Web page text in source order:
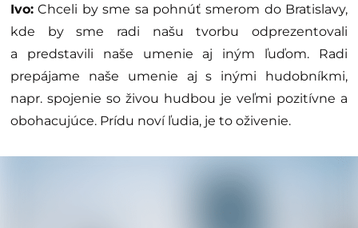
Ivo: Chceli by sme sa pohnúť smerom do Bratislavy,
kde by sme radi našu tvorbu odprezentovali
a predstavili naše umenie aj iným ľuďom. Radi
prepájame naše umenie aj s inými hudobníkmi,
napr. spojenie so živou hudbou je veľmi pozitívne a
obohacujúce. Prídu noví ľudia, je to oživenie.